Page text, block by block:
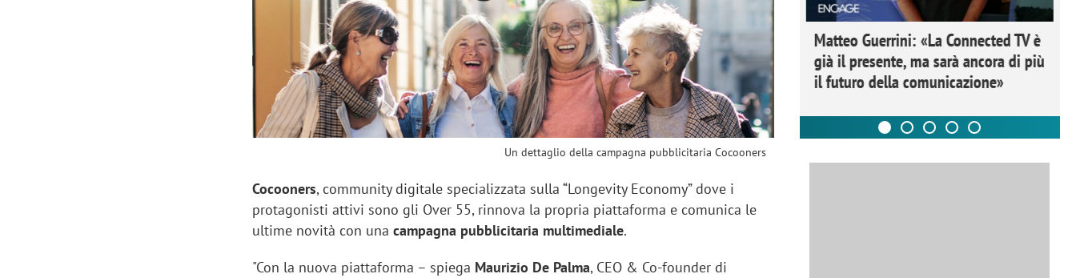
Un dettaglio della campagna pubblicitaria Cocooners
Cocooners, community digitale specializzata sulla “Longevity Economy” dove i
protagonisti attivi sono gli Over 55, rinnova la propria piattaforma e comunica le
ultime novità con unacampagna pubblicitaria multimediale.
"Con la nuova piattaforma – spiega Maurizio De Palma, CEO & Co-founder di
Manassero, Samsung Ads: «Con Total
Perez, Samsung Ads: «L'Italia è un
mercato strategico e continuerà a
crescere»
Networking agli eventi: come la
startup Kicè punta a eliminare lo
"spreco di relazioni"
Matteo Guerrini: «La Connected TV è
già il presente, ma sarà ancora di più
il futuro della comunicazione»